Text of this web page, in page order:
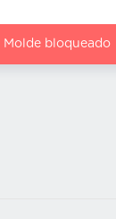
Molde bloqueado